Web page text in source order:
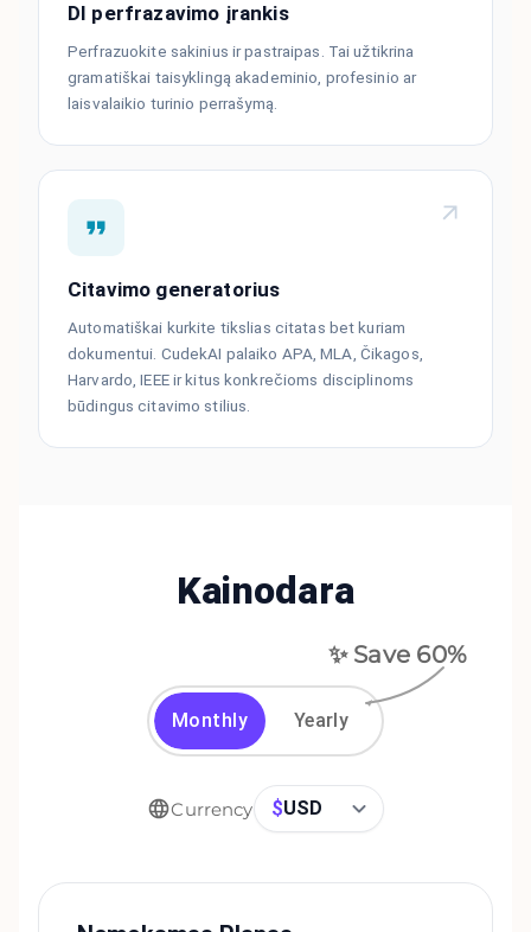
DI perfrazavimo įrankis
Perfrazuokite sakinius ir pastraipas. Tai užtikrina
gramatiškai taisyklingą akademinio, profesinio ar
laisvalaikio turinio perrašymą.
Citavimo generatorius
Automatiškai kurkite tikslias citatas bet kuriam
dokumentui. CudekAI palaiko APA, MLA, Čikagos,
Harvardo, IEEE ir kitus konkrečioms disciplinoms
būdingus citavimo stilius.
Kainodara
✨ Save 60%
Monthly Yearly
Currency $USD